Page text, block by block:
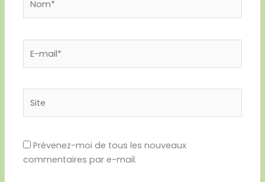
mail*
Prévenez-moi de tous les nouveaux
commentaires par e-mail.